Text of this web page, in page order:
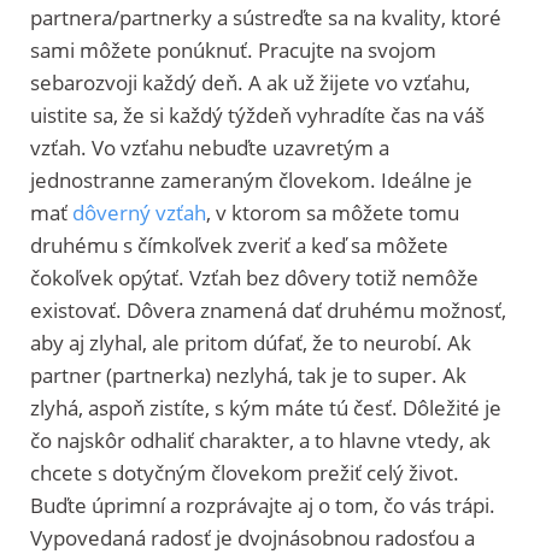
partnera/partnerky a sústreďte sa na kvality, ktoré
sami môžete ponúknuť. Pracujte na svojom
sebarozvoji každý deň. A ak už žijete vo vzťahu,
uistite sa, že si každý týždeň vyhradíte čas na váš
vzťah. Vo vzťahu nebuďte uzavretým a
jednostranne zameraným človekom. Ideálne je
mať dôverný vzťah, v ktorom sa môžete tomu
druhému s čímkoľvek zveriť a keď sa môžete
čokoľvek opýtať. Vzťah bez dôvery totiž nemôže
existovať. Dôvera znamená dať druhému možnosť,
aby aj zlyhal, ale pritom dúfať, že to neurobí. Ak
partner (partnerka) nezlyhá, tak je to super. Ak
zlyhá, aspoň zistíte, s kým máte tú česť. Dôležité je
čo najskôr odhaliť charakter, a to hlavne vtedy, ak
chcete s dotyčným človekom prežiť celý život.
Buďte úprimní a rozprávajte aj o tom, čo vás trápi.
Vypovedaná radosť je dvojnásobnou radosťou a